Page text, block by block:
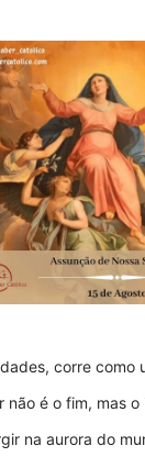
corre como
não é o fim, mas
na aurora do